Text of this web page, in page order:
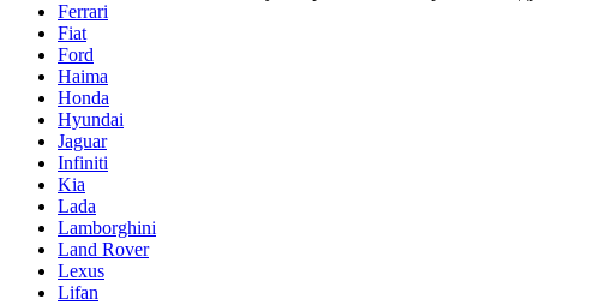
Ferrari
Fiat
Ford
Haima
Honda
Hyundai
Jaguar
Infiniti
Kia
Lada
Lamborghini
Land Rover
Lexus
Lifan